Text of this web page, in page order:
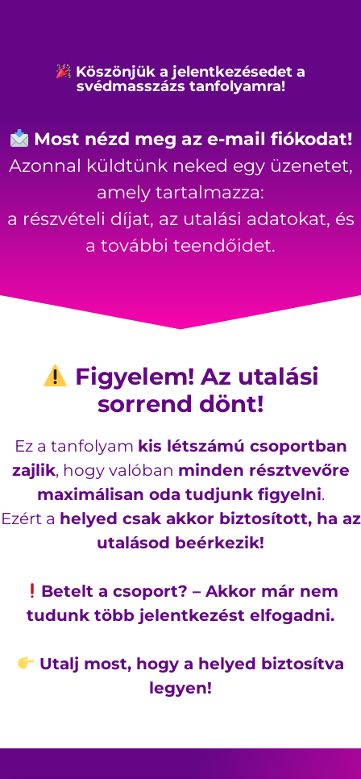
Köszönjük a jelentkezésedet a
svédmasszázs tanfolyamra!
Most nézd meg az e-mail fiókodat!
Azonnal küldtünk neked egy üzenetet,
amely tartalmazza:
a részvételi díjat, az utalási adatokat, és
a további teendőidet.
Figyelem! Az utalási
sorrend dönt!
Ez a tanfolyam kis létszámú csoportban
zajlik, hogy valóban minden résztvevőre
maximálisan oda tudjunk figyelni.
Ezért a helyed csak akkor biztosított, ha az
utalásod beérkezik!
Betelt a csoport? – Akkor már nem
tudunk több jelentkezést elfogadni.
Utalj most, hogy a helyed biztosítva
legyen!